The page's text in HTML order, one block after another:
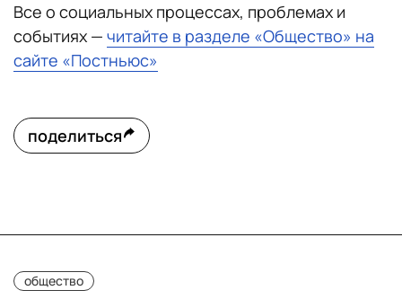
Все о социальных процессах, проблемах и
событиях — читайте в разделе «Общество» на
сайте «Постньюс»
поделиться
общество